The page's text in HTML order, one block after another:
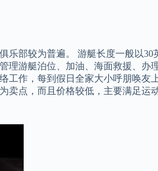
部较为普遍。 游艇长度一般以30
理游艇泊位、加油、海面救援、办
作，每到假日全家大小呼朋唤友
卖点，而且价格较低，主要满足运